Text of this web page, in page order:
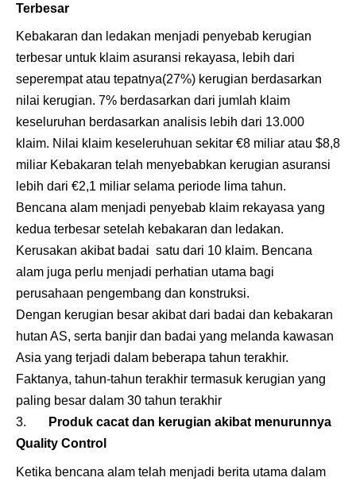
Terbesar
Kebakaran dan ledakan menjadi penyebab kerugian
terbesar untuk klaim asuransi rekayasa, lebih dari
seperempat atau tepatnya(27%) kerugian berdasarkan
nilai kerugian. 7% berdasarkan dari jumlah klaim
keseluruhan berdasarkan analisis lebih dari 13.000
klaim. Nilai klaim keseleruhuan sekitar €8 miliar atau $8,8
miliar Kebakaran telah menyebabkan kerugian asuransi
lebih dari €2,1 miliar selama periode lima tahun.
Bencana alam menjadi penyebab klaim rekayasa yang
kedua terbesar setelah kebakaran dan ledakan.
Kerusakan akibat badai satu dari 10 klaim. Bencana
alam juga perlu menjadi perhatian utama bagi
perusahaan pengembang dan konstruksi.
Dengan kerugian besar akibat dari badai dan kebakaran
hutan AS, serta banjir dan badai yang melanda kawasan
Asia yang terjadi dalam beberapa tahun terakhir.
Faktanya, tahun-tahun terakhir termasuk kerugian yang
paling besar dalam 30 tahun terakhir
Produk cacat dan kerugian akibat menurunnya
Quality Control
Ketika bencana alam telah menjadi berita utama dalam